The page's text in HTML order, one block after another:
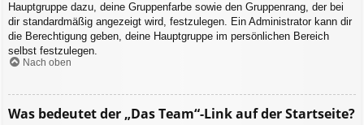
Hauptgruppe dazu, deine Gruppenfarbe sowie den Gruppenrang, der bei
dir standardmäßig angezeigt wird, festzulegen. Ein Administrator kann dir
die Berechtigung geben, deine Hauptgruppe im persönlichen Bereich
selbst festzulegen.
Nach oben
Was bedeutet der „Das Team“-Link auf der Startseite?